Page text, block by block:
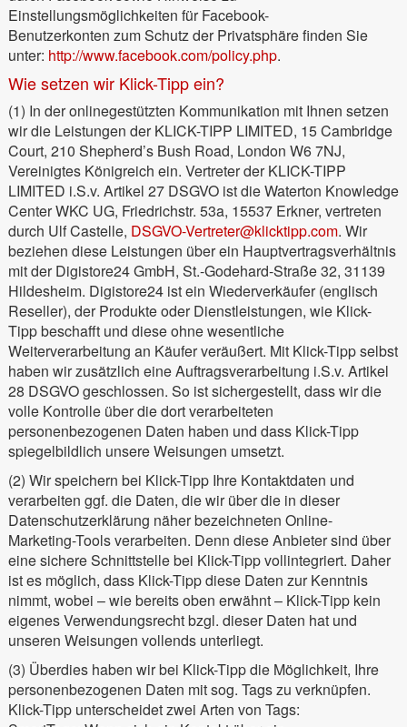
Einstellungsmöglichkeiten für Facebook-
Benutzerkonten zum Schutz der Privatsphäre finden Sie
unter: http://www.facebook.com/policy.php.
Wie setzen wir Klick-Tipp ein?
(1) In der onlinegestützten Kommunikation mit Ihnen setzen
wir die Leistungen der KLICK-TIPP LIMITED, 15 Cambridge
Court, 210 Shepherd’s Bush Road, London W6 7NJ,
Vereinigtes Königreich ein. Vertreter der KLICK-TIPP
LIMITED i.S.v. Artikel 27 DSGVO ist die Waterton Knowledge
Center WKC UG, Friedrichstr. 53a, 15537 Erkner, vertreten
durch Ulf Castelle, DSGVO-Vertreter@klicktipp.com. Wir
beziehen diese Leistungen über ein Hauptvertragsverhältnis
mit der Digistore24 GmbH, St.-Godehard-Straße 32, 31139
Hildesheim. Digistore24 ist ein Wiederverkäufer (englisch
Reseller), der Produkte oder Dienstleistungen, wie Klick-
Tipp beschafft und diese ohne wesentliche
Weiterverarbeitung an Käufer veräußert. Mit Klick-Tipp selbst
haben wir zusätzlich eine Auftragsverarbeitung i.S.v. Artikel
28 DSGVO geschlossen. So ist sichergestellt, dass wir die
volle Kontrolle über die dort verarbeiteten
personenbezogenen Daten haben und dass Klick-Tipp
spiegelbildlich unsere Weisungen umsetzt.
(2) Wir speichern bei Klick-Tipp Ihre Kontaktdaten und
verarbeiten ggf. die Daten, die wir über die in dieser
Datenschutzerklärung näher bezeichneten Online-
Marketing-Tools verarbeiten. Denn diese Anbieter sind über
eine sichere Schnittstelle bei Klick-Tipp vollintegriert. Daher
ist es möglich, dass Klick-Tipp diese Daten zur Kenntnis
nimmt, wobei – wie bereits oben erwähnt – Klick-Tipp kein
eigenes Verwendungsrecht bzgl. dieser Daten hat und
unseren Weisungen vollends unterliegt.
(3) Überdies haben wir bei Klick-Tipp die Möglichkeit, Ihre
personenbezogenen Daten mit sog. Tags zu verknüpfen.
Klick-Tipp unterscheidet zwei Arten von Tags: